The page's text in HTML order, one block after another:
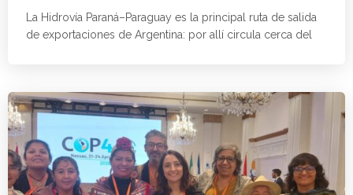
La Hidrovía Paraná–Paraguay es la principal ruta de salida
de exportaciones de Argentina: por allí circula cerca del